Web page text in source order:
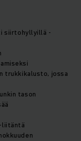
siirtohyllyillä -
trukkikalusto, jossa
tason
liitäntä